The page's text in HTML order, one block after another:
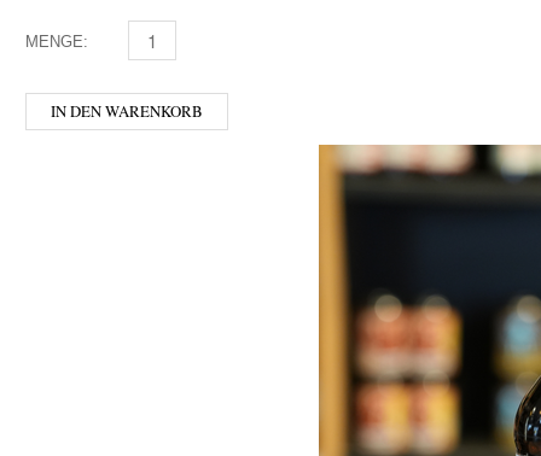
MENGE: DUVEL MENGE
IN DEN WARENKORB